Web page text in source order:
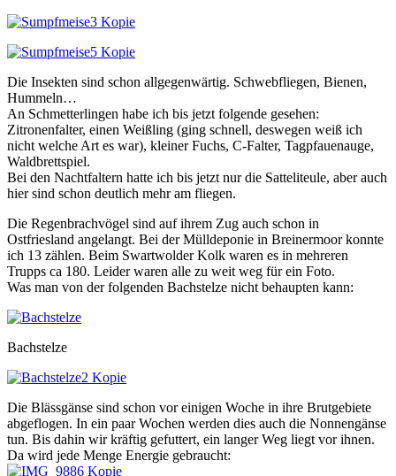
Die Insekten sind schon allgegenwärtig. Schwebfliegen, Bienen,
Hummeln…
An Schmetterlingen habe ich bis jetzt folgende gesehen:
Zitronenfalter, einen Weißling (ging schnell, deswegen weiß ich
nicht welche Art es war), kleiner Fuchs, C-Falter, Tagpfauenauge,
Waldbrettspiel.
Bei den Nachtfaltern hatte ich bis jetzt nur die Satteliteule, aber auch
hier sind schon deutlich mehr am fliegen.
Die Regenbrachvögel sind auf ihrem Zug auch schon in
Ostfriesland angelangt. Bei der Mülldeponie in Breinermoor konnte
ich 13 zählen. Beim Swartwolder Kolk waren es in mehreren
Trupps ca 180. Leider waren alle zu weit weg für ein Foto.
Was man von der folgenden Bachstelze nicht behaupten kann:
Bachstelze
Die Blässgänse sind schon vor einigen Woche in ihre Brutgebiete
abgeflogen. In ein paar Wochen werden dies auch die Nonnengänse
tun. Bis dahin wir kräftig gefuttert, ein langer Weg liegt vor ihnen.
Da wird jede Menge Energie gebraucht: